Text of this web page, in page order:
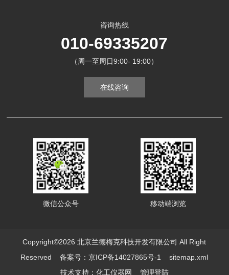
咨询热线
010-69335207
（周一至周日9:00- 19:00）
在线咨询
微信公众号 移动端浏览
Copyright©2026 北京兰德梅克科技开发有限公司 All Right
Reserved备案号：京ICP备14027865号-1
sitemap.xml
技术支持： 化工仪器网 管理登陆